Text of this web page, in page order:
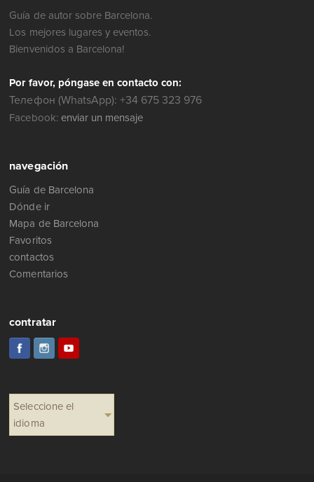
Guía de autor sobre Barcelona.
Los mejores lugares y eventos.
Bienvenidos a Barcelona!
Por favor, póngase en contacto con:
Телефон (WhatsApp): +34 675 323 976
Facebook: enviar un mensaje
navegación
Guía de Barcelona
Dónde ir
Mapa de Barcelona
Favoritos
contactos
Comentarios
contratar
Seleccione el
idioma